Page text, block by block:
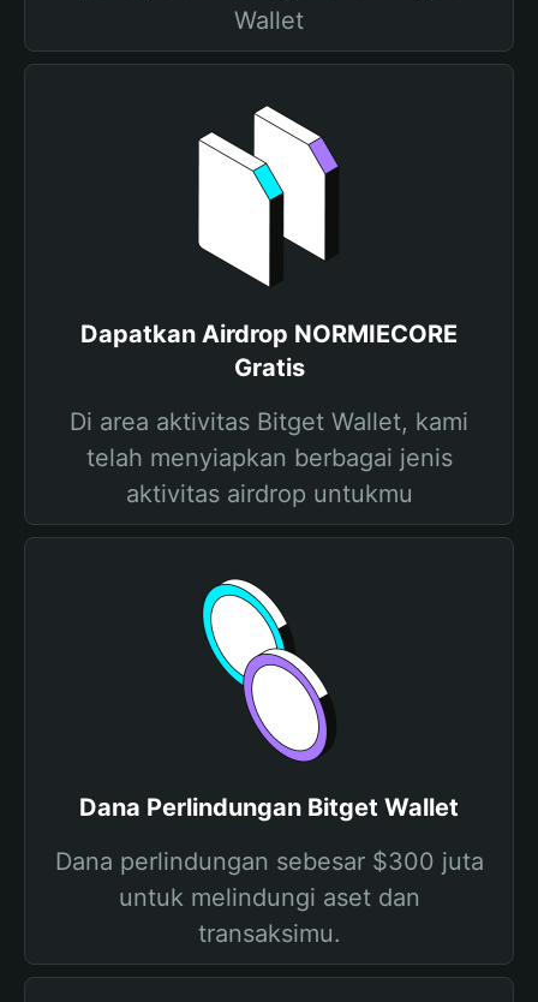
Wallet
Dapatkan Airdrop NORMIECORE
Gratis
Di area aktivitas Bitget Wallet, kami
telah menyiapkan berbagai jenis
aktivitas airdrop untukmu
Dana Perlindungan Bitget Wallet
Dana perlindungan sebesar $300 juta
untuk melindungi aset dan
transaksimu.